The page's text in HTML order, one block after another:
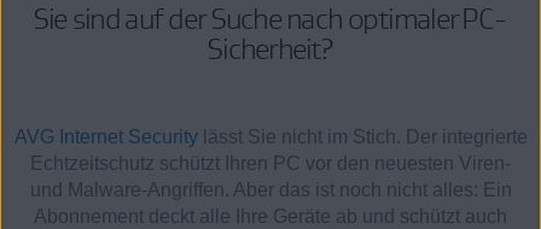
Sie sind auf der Suche nach optimaler PC-
Sicherheit?
AVG Internet Securitylässt Sie nicht im Stich. Der integrierte
Echtzeitschutz schützt Ihren PC vor den neuesten Viren-
und Malware-Angriffen. Aber das ist noch nicht alles: Ein
Abonnement deckt alle Ihre Geräte ab und schützt auch